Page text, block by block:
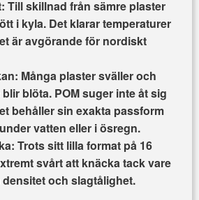
Till skillnad från sämre plaster
i kyla. Det klarar temperaturer
är avgörande för nordiskt
Många plaster sväller och
blöta. POM suger inte åt sig
behåller sin exakta passform
vatten eller i ösregn.
Trots sitt lilla format på 16
svårt att knäcka tack vare
och slagtålighet.